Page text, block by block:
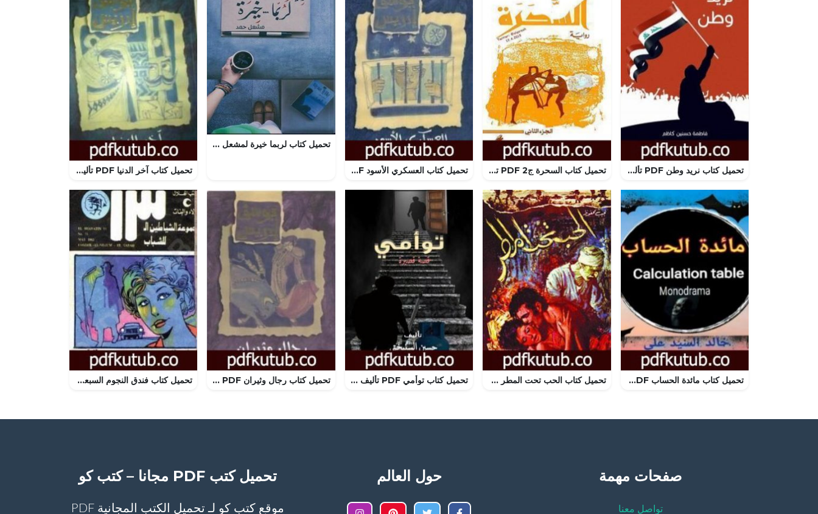
تحميل كتاب نريد وطن PDF تأليف فاطمة حسنين كاظم مجانا [كامل] تحميل كتاب السحرة ج2 PDF تأليف إبراهيم الكوني مجانا [كامل] تحميل كتاب العسكري الأسود PDF تأليف يوسف إدريس مجانا [كامل]
تحميل كتاب لربما خيرة لمشعل حمد بصيغة PDF مجانا
تحميل كتاب آخر الدنيا PDF تأليف يوسف إدريس مجانا [كامل]
تحميل كتاب مائدة الحساب PDF تأليف خالد السيد علي مجانا [كامل] تحميل كتاب الحب تحت المطر PDF تأليف نجيب محفوظ مجانا [كامل] تحميل كتاب توأمي PDF تأليف حسين السنبختي مجانا [كامل] تحميل كتاب رجال وثيران PDF تأليف يوسف إدريس مجانا [كامل] تحميل كتاب فندق النجوم السبعة – مجموعة الشياطين ال 13 PDF تأليف محمود سالم مجانا [كامل]
صفحات مهمة
تواصل معنا
حول العالم تحميل كتب PDF مجانا – كتب كو
موقع كتب كو لـ تحميل الكتب المجانية PDF